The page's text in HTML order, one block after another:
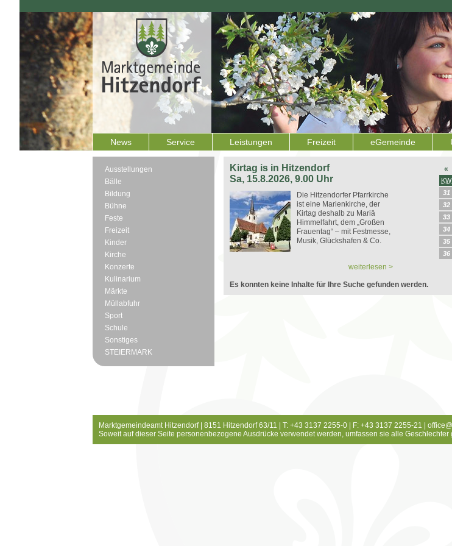
News Service Leistungen Freizeit eGemeinde
Ausstellungen
Bälle
Bildung
Bühne
Feste
Freizeit
Kinder
Kirche
Konzerte
Kulinarium
Märkte
Müllabfuhr
Sport
Schule
Sonstiges
STEIERMARK
Kirtag is in Hitzendorf
Sa, 15.8.2026, 9.00 Uhr
Die Hitzendorfer Pfarrkirche
ist eine Marienkirche, der
Kirtag deshalb zu Mariä
Himmelfahrt, dem „Großen
Frauentag“ – mit Festmesse,
Musik, Glückshafen & Co.
weiterlesen >
«
KW
31
32
33
34
35
36
Es konnten keine Inhalte für Ihre Suche gefunden werden.
Marktgemeindeamt Hitzendorf | 8151 Hitzendorf 63/11 | T: +43 3137 2255-0 | F: +43 3137 2255-21 |
Soweit auf dieser Seite personenbezogene Ausdrücke verwendet werden, umfassen sie alle Geschlechter